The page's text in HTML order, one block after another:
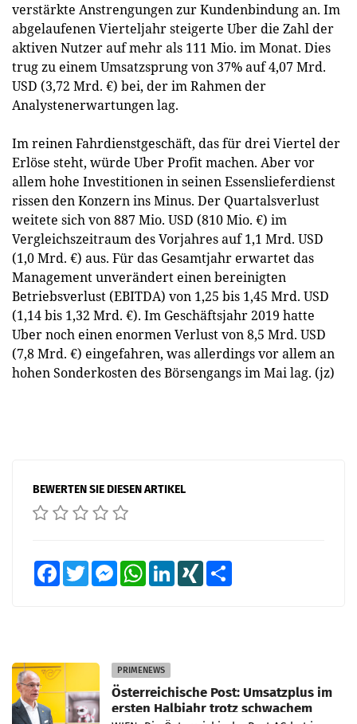
verstärkte Anstrengungen zur Kundenbindung an. Im
abgelaufenen Vierteljahr steigerte Uber die Zahl der
aktiven Nutzer auf mehr als 111 Mio. im Monat. Dies
trug zu einem Umsatzsprung von 37% auf 4,07 Mrd.
USD (3,72 Mrd. €) bei, der im Rahmen der
Analystenerwartungen lag.
Im reinen Fahrdienstgeschäft, das für drei Viertel der
Erlöse steht, würde Uber Profit machen. Aber vor
allem hohe Investitionen in seinen Essenslieferdienst
rissen den Konzern ins Minus. Der Quartalsverlust
weitete sich von 887 Mio. USD (810 Mio. €) im
Vergleichszeitraum des Vorjahres auf 1,1 Mrd. USD
(1,0 Mrd. €) aus. Für das Gesamtjahr erwartet das
Management unverändert einen bereinigten
Betriebsverlust (EBITDA) von 1,25 bis 1,45 Mrd. USD
(1,14 bis 1,32 Mrd. €). Im Geschäftsjahr 2019 hatte
Uber noch einen enormen Verlust von 8,5 Mrd. USD
(7,8 Mrd. €) eingefahren, was allerdings vor allem an
hohen Sonderkosten des Börsengangs im Mai lag. (jz)
BEWERTEN SIE DIESEN ARTIKEL
FacebookTwitter MessengerWhatsAppLinkedInXING
PRIMENEWS
Österreichische Post: Umsatzplus im
ersten Halbjahr trotz schwachem